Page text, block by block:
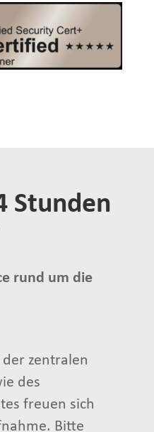
Stunden
rund um die
zentralen
des
freuen sich
Bitte